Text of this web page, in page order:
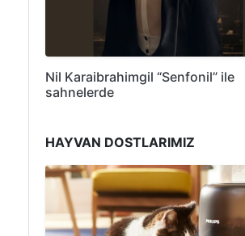
Nil Karaibrahimgil “Senfonil” ile
sahnelerde
HAYVAN DOSTLARIMIZ